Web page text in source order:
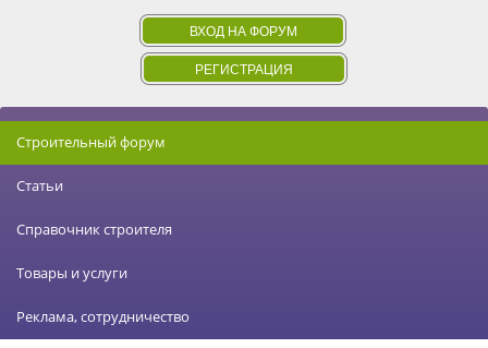
ВХОД НА ФОРУМ
РЕГИСТРАЦИЯ
Строительный форум
Статьи
Справочник строителя
Товары и услуги
Реклама, сотрудничество